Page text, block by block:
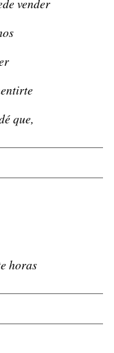
que,
horas